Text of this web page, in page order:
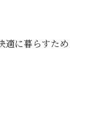
適に暮らすため